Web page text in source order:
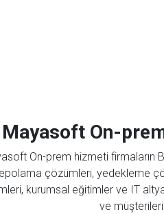
Mayasoft On-
On-prem hizmeti firmaların
çözümleri, yedekleme
kurumsal eğitimler ve IT
ve